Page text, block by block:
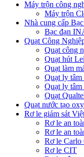
Máy trộn công
Máy trộn
Nhà cung cấp
Bạc đạn
Quạt Công
Quạt công
Quạt hút
Quạt làm
Quạt ly tâm
Quạt ly
Quạt
Quạt nước tạo
Rơ le giám sát
Rơ le an
Rơ le an
Rơ le Carlo
Rơ le CIT